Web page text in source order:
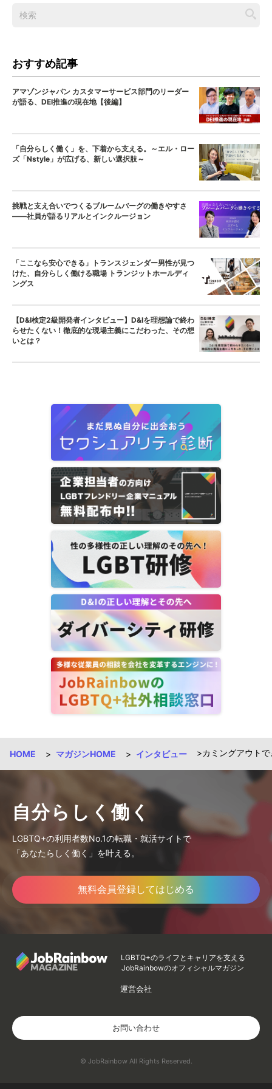
おすすめ記事
アマゾンジャパン カスタマーサービス部門のリーダー
が語る、DEI推進の現在地【後編】
「自分らしく働く」を、下着から支える。～エル・ロー
ズ「Nstyle」が広げる、新しい選択肢～
挑戦と支え合いでつくるブルームバーグの働きやすさ
——社員が語るリアルとインクルージョン
「ここなら安心できる」トランスジェンダー男性が見つ
けた、自分らしく働ける職場 トランジットホールディ
ングス
【D&I検定2級開発者インタビュー】D&Iを理想論で終わ
らせたくない！徹底的な現場主義にこだわった、その想
いとは？
HOME マガジンHOME インタビュー カミングアウト
自分らしく働く
LGBTQ+の利用者数No.1の転職・就活サイトで
「あなたらしく働く」を叶える。
無料会員登録してはじめる
LGBTQ+のライフとキャリアを支える
JobRainbowのオフィシャルマガジン
運営会社
お問い合わせ
© JobRainbow All Rights Reserved.